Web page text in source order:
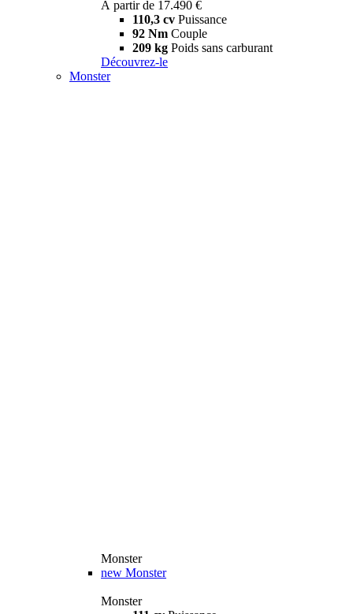
À partir de 17.490 €
110,3 cv Puissance
92 Nm Couple
209 kg Poids sans carburant
Découvrez-le
Monster
Monster
new Monster
Monster